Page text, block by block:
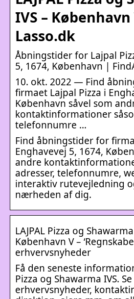
IVS – København
Lasso.dk
Åbningstider for Lajpal
5, 1674, København |
10. okt. 2022 — Find
firmaet Lajpal Pizza i
København såvel som
kontaktinformationer
telefonnumre …
Find åbningstider for
Enghavevej 5, 1674,
andre
adresser, telefonnumre,
interaktiv rutevejledning
nærheden af dig.
LAJPAL Pizza og
København V –
erhvervsnyheder
Få den seneste
Pizza og Shawarma IVS.
erhvervsnyheder,